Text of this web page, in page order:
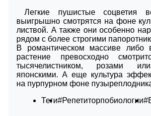
Легкие пушистые соцветия
выигрышно смотрятся на фоне
листвой. А также они особенно
рядом с более строгими
В романтическом массиве либо
растение превосходно
тысячелистником, розами
японскими. А еще культура
на пурпурном фоне
Теги#Репетиторпобиологии